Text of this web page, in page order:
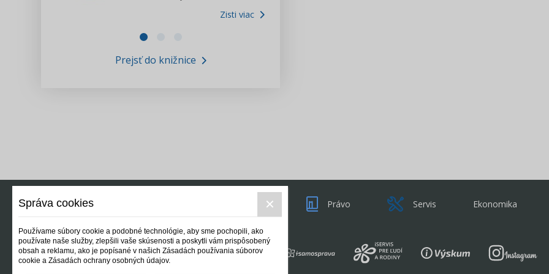
Informácie COVID19
Zisti viac
Prejsť do knižnice
Právo Servis Ekonomika
Správa cookies
Používame súbory cookie a podobné technológie, aby sme pochopili, ako
používate naše služby, zlepšili vaše skúsenosti a poskytli vám prispôsobený
obsah a reklamu, ako je popísané v našich Zásadách používania súborov
cookie a Zásadách ochrany osobných údajov.